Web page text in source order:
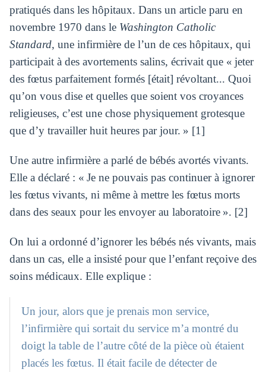
pratiqués dans les hôpitaux. Dans un article paru en
novembre 1970 dans le Washington Catholic
Standard, une infirmière de l’un de ces hôpitaux, qui
participait à des avortements salins, écrivait que « jeter
des fœtus parfaitement formés [était] révoltant... Quoi
qu’on vous dise et quelles que soient vos croyances
religieuses, c’est une chose physiquement grotesque
que d’y travailler huit heures par jour. » [1]
Une autre infirmière a parlé de bébés avortés vivants.
Elle a déclaré : « Je ne pouvais pas continuer à ignorer
les fœtus vivants, ni même à mettre les fœtus morts
dans des seaux pour les envoyer au laboratoire ». [2]
On lui a ordonné d’ignorer les bébés nés vivants, mais
dans un cas, elle a insisté pour que l’enfant reçoive des
soins médicaux. Elle explique :
Un jour, alors que je prenais mon service,
l’infirmière qui sortait du service m’a montré du
doigt la table de l’autre côté de la pièce où étaient
placés les fœtus. Il était facile de détecter de